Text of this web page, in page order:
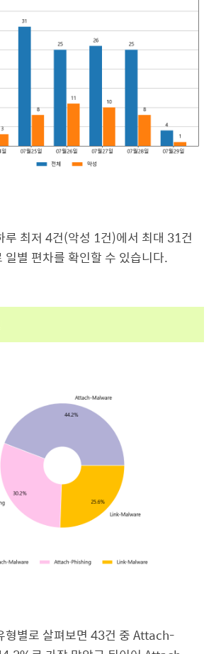
루 최저 4건(악성 1건)에서 최대 31건
별 편차를 확인할 수 있습니다.
형별로 살펴보면 43건 중 Attach-